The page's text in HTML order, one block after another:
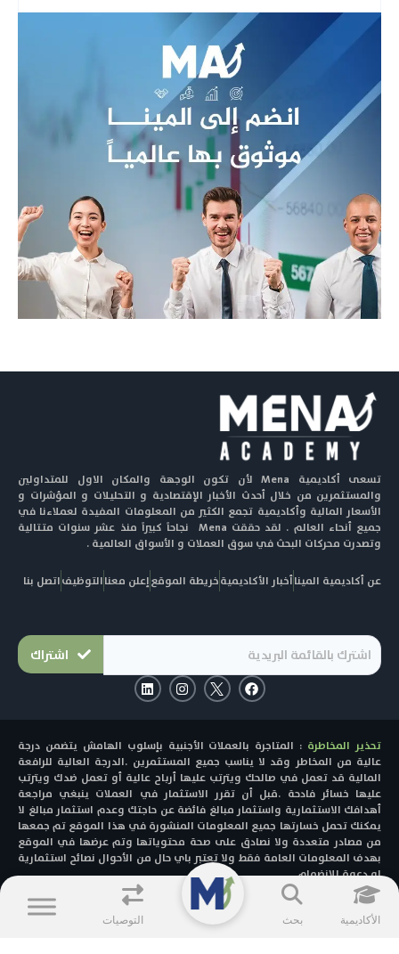
تسعى أكاديمية Mena لأن تكون الوجهة والمكان الاول للمتداولين
والمستثمرين من خلال أحدث الأخبار الإقتصادية و التحليلات و المؤشرات و
الأسعار المالية وأكاديمية تجمع الكثير من المعلومات المفيدة لعملاءنا في
جميع أنحاء العالم . لقد حققت Mena نجاحاً كبيراً منذ عشر سنوات متتالية
وتصدرت محركات البحث في سوق العملات و الأسواق العالمية .
عن أكاديمية الميناأخبار الأكاديميةخريطة الموقعإعلن معناالتوظيفاتصل بنا
اشتراك
F
a
c
o
o
k
I
n
s
g
r
a
m
L
i
n
d
i
n
تحذير المخاطرة : المتاجرة بالعملات الأجنبية بإسلوب الهامش يتضمن درجة
عالية من المخاطر وقد لا يناسب جميع المستثمرين .الدرجة العالية للرافعة
المالية قد تعمل في صالحك ويترتب عليها أرباح عالية أو تعمل ضدك ويترتب
عليها خسائر فادحة .قبل أن تقرر الاستثمار في العملات ينبغي مراجعة
أهدافك الاستثمارية واستثمار مبالغ فائضة عن حاجتك وعدم استثمار مبالغ لا
يمكنك تحمل خسارتها جميع المعلومات المنشورة في هذا الموقع تم جمعها
من مصادر متعددة ولا نصادق على صحة محتوياتها وتم عرضها في الموقع
بهدف المعلومات العامة فقط ولا تعتبر باي حال من الأحوال نصائح استثمارية
او دعوة للانضمام
© 2025 - MENACAD All Rights Reserved.
الأكاديمية بحث التوصيات